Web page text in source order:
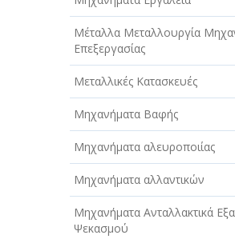
Μέταλλα Μεταλλουργία
Επεξεργασίας
Μεταλλικές Κατασκευές
Μηχανήματα Βαφής
Μηχανήματα αλευροποιίας
Μηχανήματα αλλαντικών
Μηχανήματα Ανταλλακτικά
Ψεκασμού